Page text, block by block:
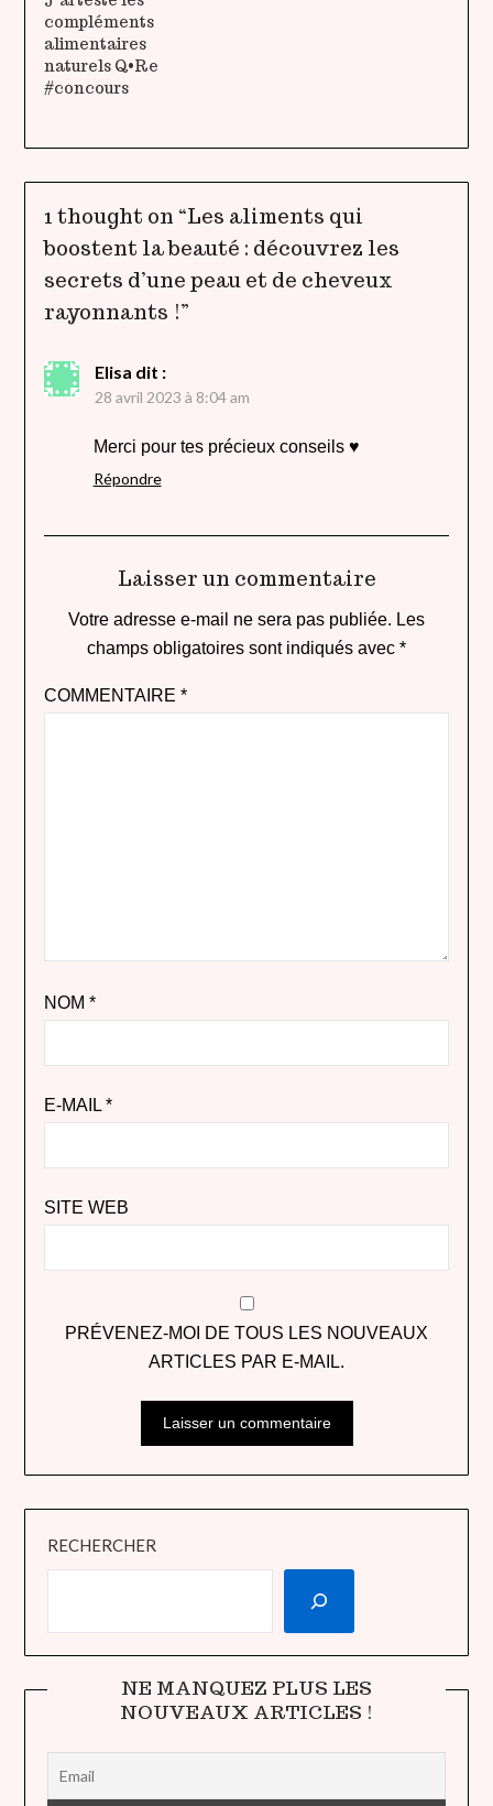
compléments
alimentaires
naturels Q•Re
#concours
1 thought on “Les aliments qui
boostent la beauté : découvrez les
secrets d’une peau et de cheveux
rayonnants !”
Elisa dit :
28 avril 2023 à 8:04 am
Merci pour tes précieux conseils ♥
Répondre
Laisser un commentaire
Votre adresse e-mail ne sera pas publiée. Les
champs obligatoires sont indiqués avec *
COMMENTAIRE *
NOM *
E-MAIL *
SITE WEB
PRÉVENEZ-MOI DE TOUS LES NOUVEAUX
ARTICLES PAR E-MAIL.
RECHERCHER
NE MANQUEZ PLUS LES
NOUVEAUX ARTICLES !